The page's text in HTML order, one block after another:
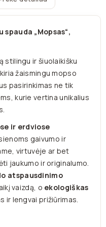
„Mopsas“,
stilingu ir šiuolaikišku
žaismingu mopso
pasirinkimas ne tik
kurie vertina unikalius
ir erdviose
gaivumo ir
virtuvėje ar bet
jaukumo ir originalumo.
atspausdinimo
vaizdą, o ekologiškas
ir lengvai prižiūrimas.